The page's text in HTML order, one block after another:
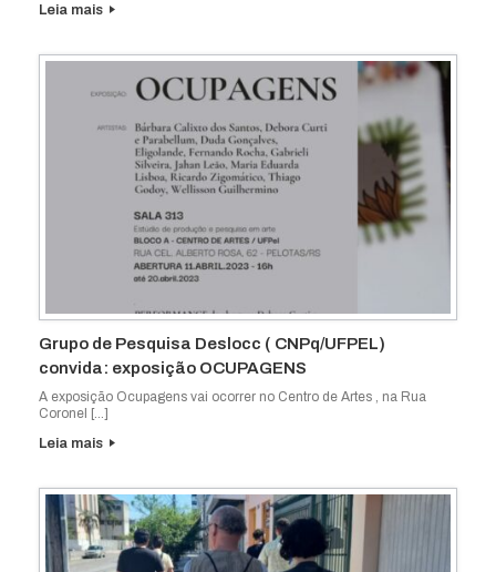
Leia mais
Grupo de Pesquisa Deslocc ( CNPq/UFPEL)
convida: exposição OCUPAGENS
A exposição Ocupagens vai ocorrer no Centro de Artes , na Rua
Coronel […]
Leia mais